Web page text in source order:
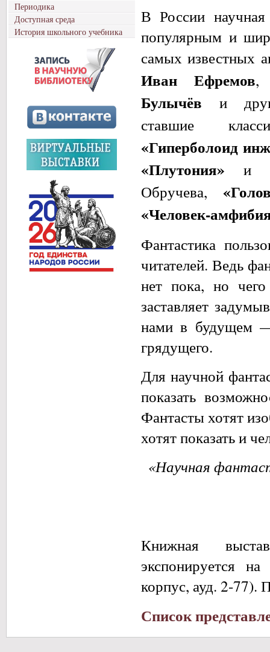
Периодика
Доступная среда
История школьного учебника
В России
популярным и
самых известных
Иван Ефремов
Булычёв и
ставшие
«Гиперболоид
«Плутония» и
Обручева,
«Человек-
Фантастика
читателей. Ведь
нет пока, но
заставляет
нами в будущем —
грядущего.
Для научной
показать
Фантасты хотят
хотят показать и
«Научная
Книжная
экспонируется
корпус, ауд. 2-77).
Список